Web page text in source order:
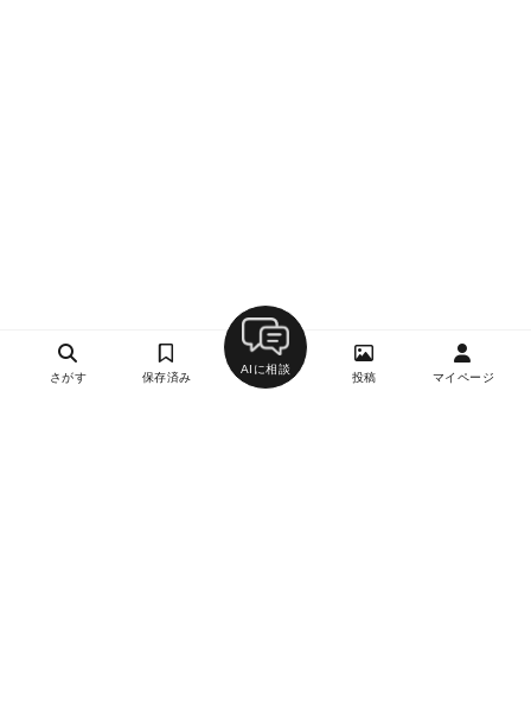
さがす 保存済み
AIに相談
投稿 マイページ